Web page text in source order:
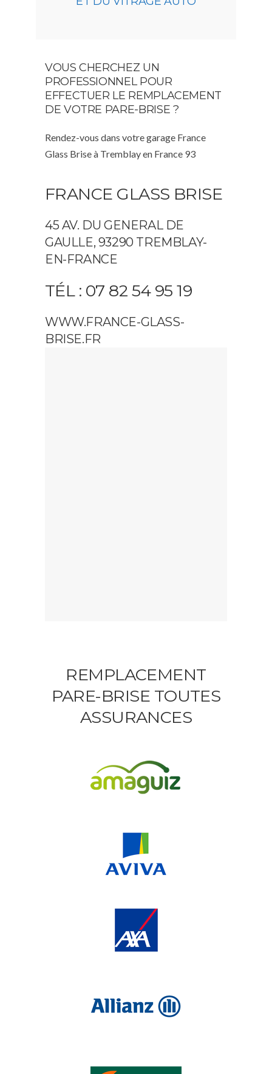
VOUS CHERCHEZ UN
PROFESSIONNEL POUR
EFFECTUER LE REMPLACEMENT
DE VOTRE PARE-BRISE ?
Rendez-vous dans votre garage France
Glass Brise à Tremblay en France 93
FRANCE GLASS BRISE
45 AV. DU GENERAL DE
GAULLE, 93290 TREMBLAY-
EN-FRANCE
TÉL : 07 82 54 95 19
WWW.FRANCE-GLASS-
BRISE.FR
REMPLACEMENT
PARE-BRISE TOUTES
ASSURANCES